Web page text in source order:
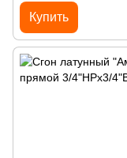
Купить